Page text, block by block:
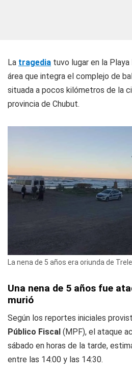
La tragedia tuvo lugar en la Playa
área que integra el complejo de
situada a pocos kilómetros de la
provincia de Chubut.
La nena de 5 años era oriunda de
Una nena de 5 años fue
murió
Según los reportes iniciales
Público Fiscal (MPF), el ataque
sábado en horas de la tarde,
entre las 14:00 y las 14:30.